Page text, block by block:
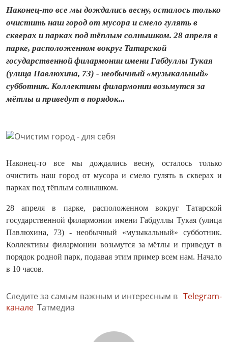
Наконец-то все мы дождались весну, осталось только
очистить наш город от мусора и смело гулять в
скверах и парках под тёплым солнышком. 28 апреля в
парке, расположенном вокруг Татарской
государственной филармонии имени Габдуллы Тукая
(улица Павлюхина, 73) - необычный «музыкальный»
субботник. Коллективы филармонии возьмутся за
мётлы и приведут в порядок...
Наконец-то все мы дождались весну, осталось только
очистить наш город от мусора и смело гулять в скверах и
парках под тёплым солнышком.
28 апреля в парке, расположенном вокруг Татарской
государственной филармонии имени Габдуллы Тукая (улица
Павлюхина, 73) - необычный «музыкальный» субботник.
Коллективы филармонии возьмутся за мётлы и приведут в
порядок родной парк, подавая этим пример всем нам. Начало
в 10 часов.
Следите за самым важным и интересным в Telegram-
канале Татмедиа